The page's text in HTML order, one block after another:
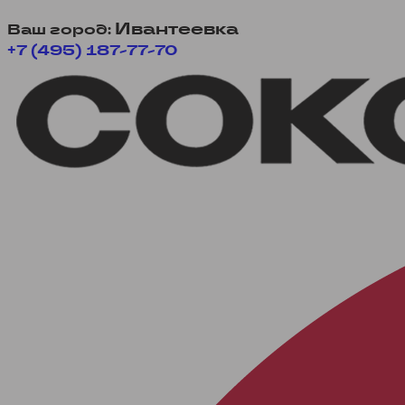
Ваш город: Ивантеевка
+7 (495) 187-77-70